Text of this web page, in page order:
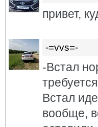
привет,
-=vvs=-
-Встал
Встал
вообще,